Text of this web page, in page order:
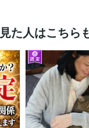
た人はこちら